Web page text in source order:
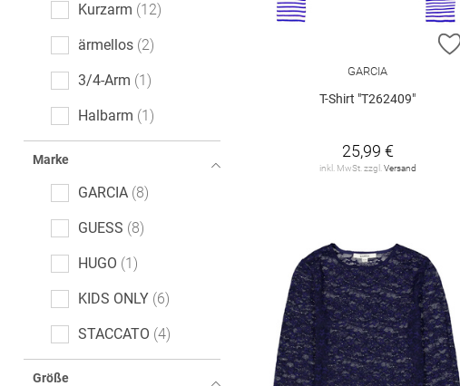
Kurzarm 12
ärmellos 2
3/4-Arm 1
Halbarm 1
Marke
GARCIA 8
GUESS 8
HUGO 1
KIDS ONLY 6
STACCATO 4
Größe
GARCIA
T-Shirt "T262409"
25,99 €
inkl. MwSt. zzgl. Versand